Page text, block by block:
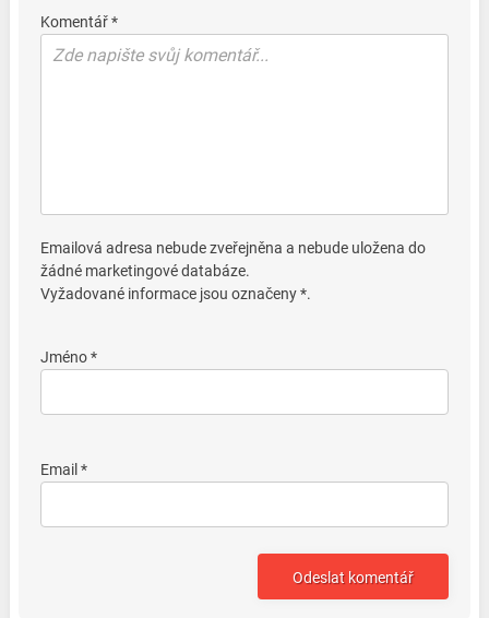
Komentář *
Emailová adresa nebude zveřejněna a nebude uložena do
žádné marketingové databáze.
Vyžadované informace jsou označeny *.
Jméno *
Email *